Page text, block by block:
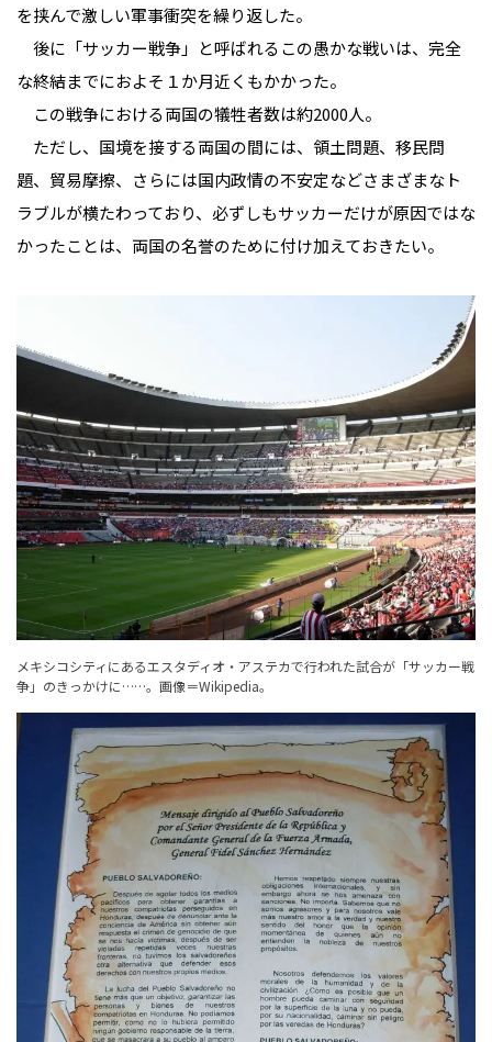
を挟んで激しい軍事衝突を繰り返した。
後に「サッカー戦争」と呼ばれるこの愚かな戦いは、完全
な終結までにおよそ１か月近くもかかった。
この戦争における両国の犠牲者数は約2000人。
ただし、国境を接する両国の間には、領土問題、移民問
題、貿易摩擦、さらには国内政情の不安定などさまざまなト
ラブルが横たわっており、必ずしもサッカーだけが原因ではな
かったことは、両国の名誉のために付け加えておきたい。
メキシコシティにあるエスタディオ・アステカで行われた試合が「サッカー戦
争」のきっかけに……。 画像＝Wikipedia。